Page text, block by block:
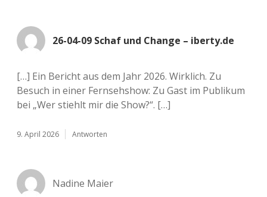
26-04-09 Schaf und Change – iberty.de
[…] Ein Bericht aus dem Jahr 2026. Wirk­lich. Zu
Besuch in einer Fern­seh­show: Zu Gast im Publi­kum
bei „Wer stiehlt mir die Show?“. […]
9. April 2026 Antworten
Nadine Maier